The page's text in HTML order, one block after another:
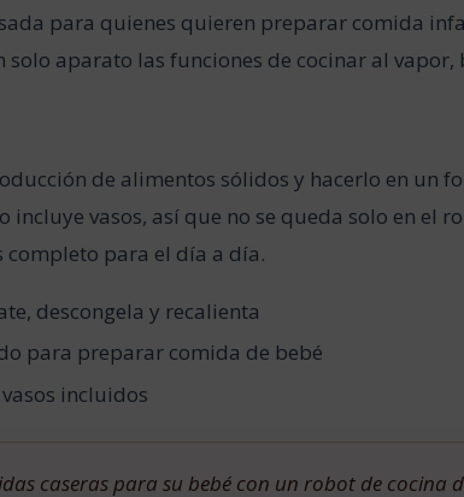
para quienes quieren preparar comida
solo aparato las funciones de cocinar al vapor,
de alimentos sólidos y hacerlo en un
incluye vasos, así que no se queda solo en el
completo para el día a día.
descongela y recalienta
para preparar comida de bebé
incluidos
caseras para su bebé con un robot de cocina